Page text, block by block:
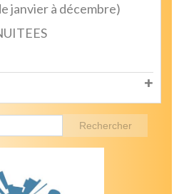
janvier à décembre)
Rechercher